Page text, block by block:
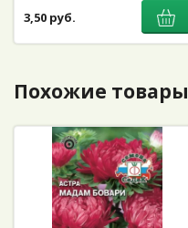
3,50 руб.
Похожие товары